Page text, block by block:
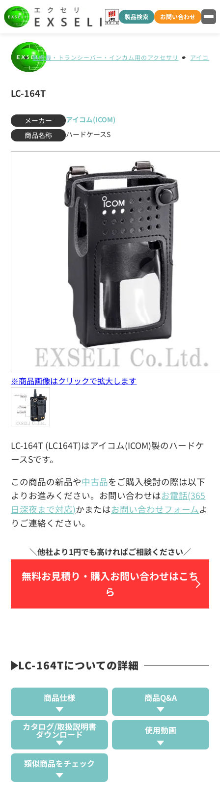
製品検索 お問い合わせ
無線機・トランシーバー・インカム用のアクセサリ アイコム
LC-164T
メーカー
アイコム(ICOM)
商品名称
ハードケースS
LC-164T (LC164T)はアイコム(ICOM)製のハードケ
ースSです。
この商品の新品や中古品をご購入検討の際は以下
よりお進みください。お問い合わせはお電話(365
日深夜まで対応)かまたはお問い合わせフォームよ
りご連絡ください。
無料お見積り・ 購入お問い合わせはこち
ら
※商品画像はクリックで拡大します
LC-164Tについての詳細
商品仕様 商品Q&A
カタログ/取扱説明書
ダウンロード 使用動画
類似商品をチェック